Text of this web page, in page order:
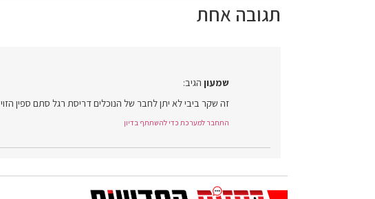
תגובה אחת
שמעון הגיב:
זה שקר ביבי לא יתן לחבר של הנוכלים דריסת רגל סתם ספין הזוי
התחבר למערכת כדי להשתתף בדיון